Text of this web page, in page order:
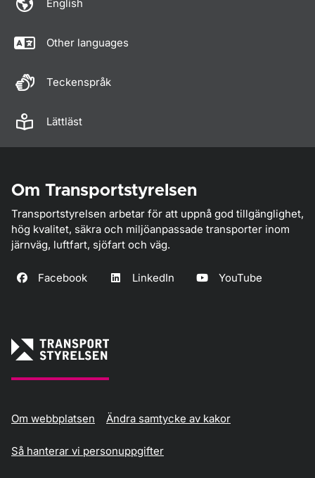
English
Other languages
Teckenspråk
Lättläst
Om Transportstyrelsen
Transportstyrelsen arbetar för att uppnå god tillgänglighet,
hög kvalitet, säkra och miljöanpassade transporter inom
järnväg, luftfart, sjöfart och väg.
Facebook LinkedIn YouTube
Om webbplatsen Ändra samtycke av kakor
Så hanterar vi personuppgifter